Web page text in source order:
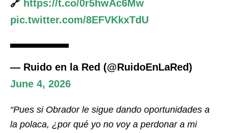
🔗 https://t.co/0r5hwAc6Mw
pic.twitter.com/8EFVKkxTdU
— Ruido en la Red (@RuidoEnLaRed)
June 4, 2026
“Pues si Obrador le sigue dando oportunidades a
la polaca, ¿por qué yo no voy a perdonar a mi